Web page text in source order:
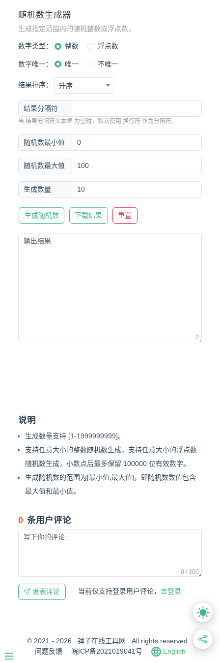
随机数生成器
生成指定范围内的随机整数或浮点数。
数字类型： 整数 浮点数
数字唯一： 唯一 不唯一
结果排序： 升序
结果分隔符
当 结果分隔符文本框 为空时，默认使用 换行符 作为分隔符。
随机数最小值
随机数最大值
生成数量
生成随机数 下载结果 重置
0
说明
生成数量支持 [1-1999999999]。
支持任意大小的整数随机数生成，支持任意大小的浮点数
随机数生成，小数点后最多保留 100000 位有效数字。
生成随机数的范围为[最小值,最大值]，即随机数数值包含
最大值和最小值。
0 条用户评论
0 / 300
发表评论 当前仅支持登录用户评论， 去登录
© 2021 - 2026 锤子在线工具网
All rights reserved.
问题反馈
皖ICP备2021019041号 English